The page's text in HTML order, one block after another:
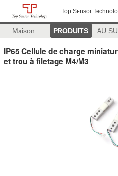
Top Sensor
Maison PRODUITS AU
IP65 Cellule de charge
et trou à filetage M4/M3